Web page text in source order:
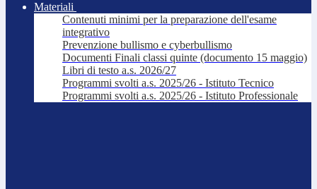
Materiali
Contenuti minimi per la preparazione dell'esame
integrativo
Prevenzione bullismo e cyberbullismo
Documenti Finali classi quinte (documento 15 maggio)
Libri di testo a.s. 2026/27
Programmi svolti a.s. 2025/26 - Istituto Tecnico
Programmi svolti a.s. 2025/26 - Istituto Professionale